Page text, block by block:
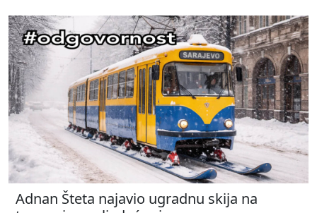
Adnan Šteta najavio ugradnu skija na